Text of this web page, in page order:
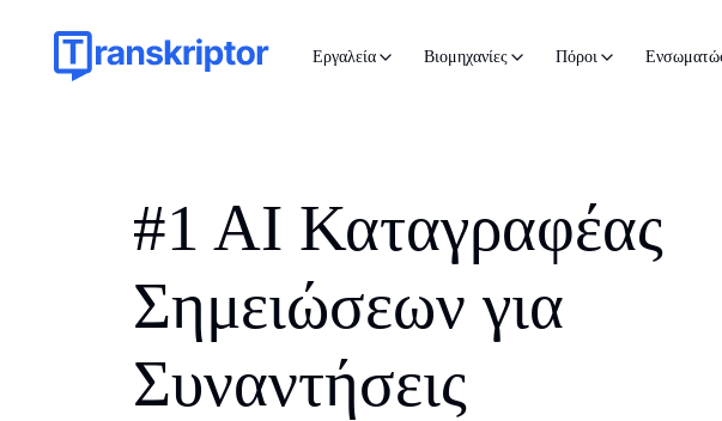
Εργαλεία Βιομηχανίες Πόροι
#1 AI Καταγραφέας
Σημειώσεων για
Συναντήσεις